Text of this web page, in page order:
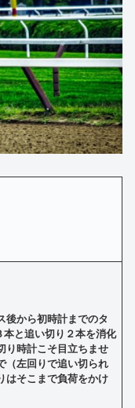
後から初時計までのタ
本と追い切り２本を消化
り時計こそ目立ちませ
（左回りで追い切られ
はそこまで負荷をかけ